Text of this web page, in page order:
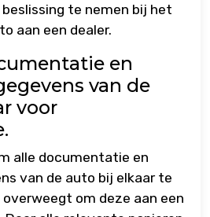
te nemen bij het
aan een dealer.
en
van de
voor
alle documentatie en
van de auto bij elkaar te
om deze aan een